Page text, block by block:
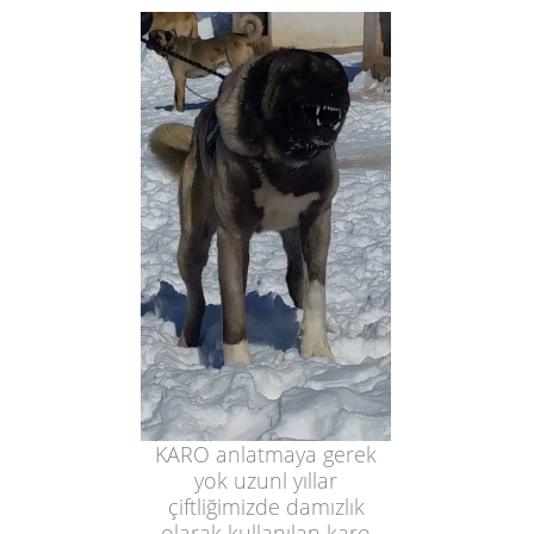
KARO anlatmaya gerek
yok uzunl yıllar
çiftliğimizde damızlık